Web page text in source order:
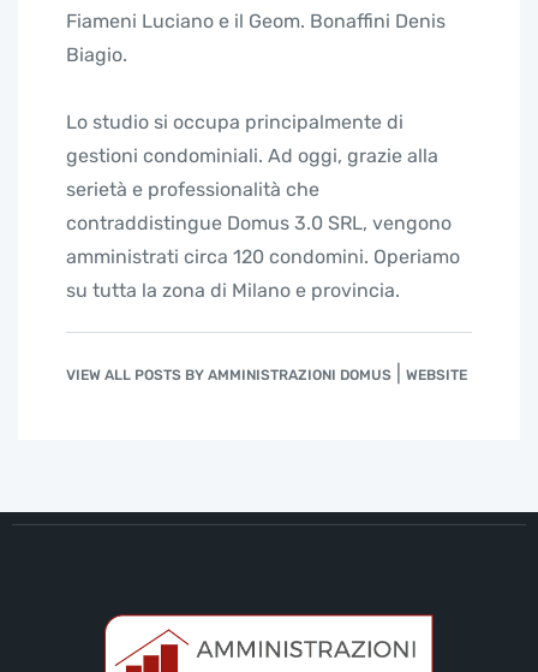
Fiameni Luciano e il Geom. Bonaffini Denis
Biagio.
Lo studio si occupa principalmente di
gestioni condominiali. Ad oggi, grazie alla
serietà e professionalità che
contraddistingue Domus 3.0 SRL, vengono
amministrati circa 120 condomini. Operiamo
su tutta la zona di Milano e provincia.
VIEW ALL POSTS BY AMMINISTRAZIONI DOMUS WEBSITE